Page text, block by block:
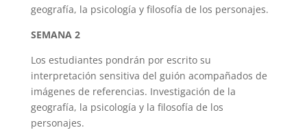
geografía, la psicología y filosofía de los personajes.
SEMANA 2
Los estudiantes pondrán por escrito su
interpretación sensitiva del guión acompañados de
imágenes de referencias. Investigación de la
geografía, la psicología y la filosofía de los
personajes.